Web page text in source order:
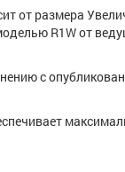
от размера
R1W от
с